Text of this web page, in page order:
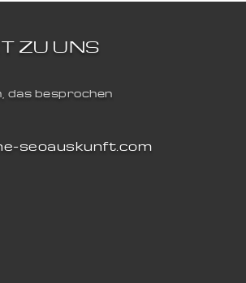
ZU UNS
das besprochen
seoauskunft.com